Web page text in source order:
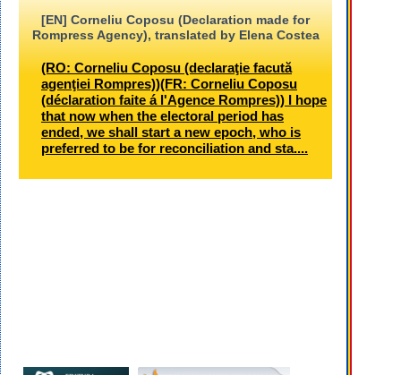
[EN] Corneliu Coposu (Declaration made for
Rompress Agency), translated by Elena Costea
(RO: Corneliu Coposu (declaraţie facută
agenţiei Rompres))(FR: Corneliu Coposu
(déclaration faite á l'Agence Rompres)) I hope
that now when the electoral period has
ended, we shall start a new epoch, who is
preferred to be for reconciliation and sta....